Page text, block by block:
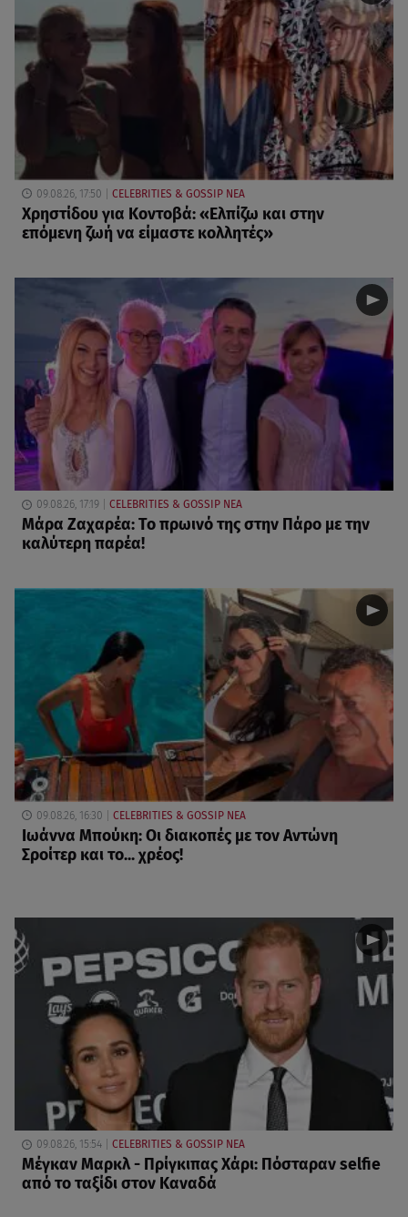
09.08.26, 17:50 CELEBRITIES & GOSSIP ΝΕΑ
Χρηστίδου για Κοντοβά: «Ελπίζω και στην
επόμενη ζωή να είμαστε κολλητές»
09.08.26, 17:19 CELEBRITIES & GOSSIP ΝΕΑ
Μάρα Ζαχαρέα: Το πρωινό της στην Πάρο με την
καλύτερη παρέα!
09.08.26, 16:30 CELEBRITIES & GOSSIP ΝΕΑ
Ιωάννα Μπούκη: Οι διακοπές με τον Αντώνη
Σροίτερ και το... χρέος!
09.08.26, 15:54 CELEBRITIES & GOSSIP ΝΕΑ
Μέγκαν Μαρκλ - Πρίγκιπας Χάρι: Πόσταραν selfie
από το ταξίδι στον Καναδά